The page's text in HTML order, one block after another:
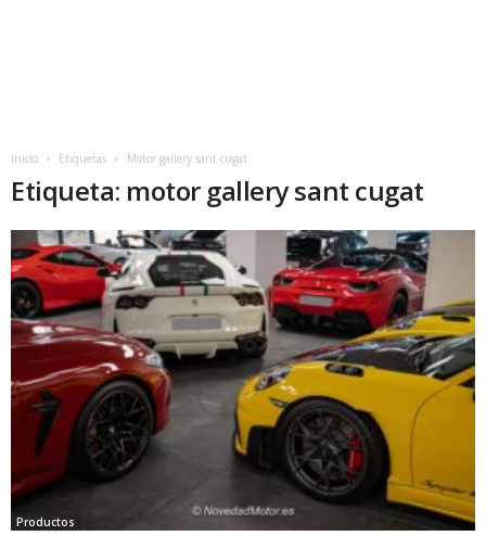
Inicio Etiquetas Motor gallery sant cugat
Etiqueta: motor gallery sant cugat
Productos